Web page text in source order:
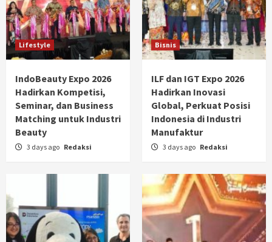
Lifestyle
IndoBeauty Expo 2026
Hadirkan Kompetisi,
Seminar, dan Business
Matching untuk Industri
Beauty
3 days ago Redaksi
Bisnis
ILF dan IGT Expo 2026
Hadirkan Inovasi
Global, Perkuat Posisi
Indonesia di Industri
Manufaktur
3 days ago Redaksi